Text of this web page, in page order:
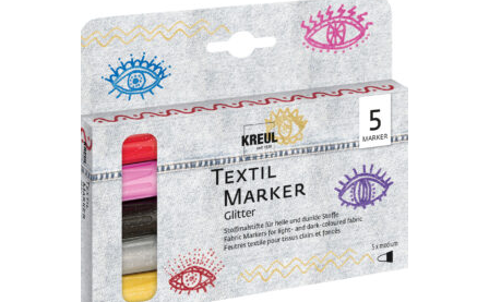
Mein Konto
Produktinfos
Versandbedingungen
Vertrag widerrufen